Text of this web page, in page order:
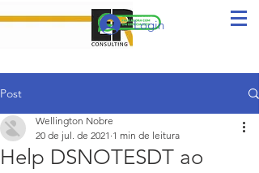
Login
Post
Help DSNOTESDT ao
Wellington Nobre
20 de jul. de 2021 1 min de leitura